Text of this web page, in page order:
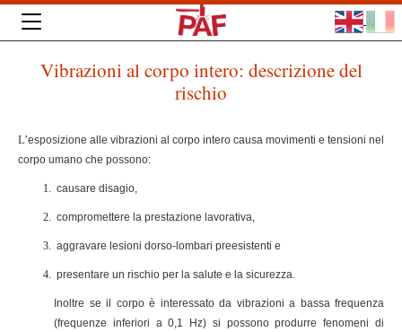
Vibrazioni al corpo intero: descrizione del
rischio
L’esposizione alle vibrazioni al corpo intero causa movimenti e tensioni nel
corpo umano che possono:
causare disagio,
compromettere la prestazione lavorativa,
aggravare lesioni dorso-lombari preesistenti e
presentare un rischio per la salute e la sicurezza.
Inoltre se il corpo è interessato da vibrazioni a bassa frequenza
(frequenze inferiori a 0,1 Hz) si possono produrre fenomeni di